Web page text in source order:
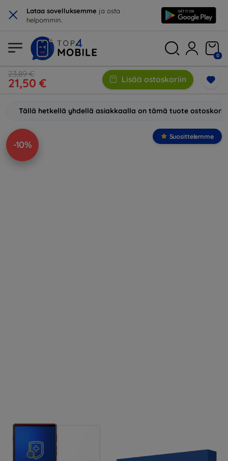
× Lataa sovelluksemme ja osta
helpommin.
0
23,89 €
21,50 € Lisää ostoskoriin
Tällä hetkellä yhdellä asiakkaalla on tämä tuote
-10%
Suosittelemme